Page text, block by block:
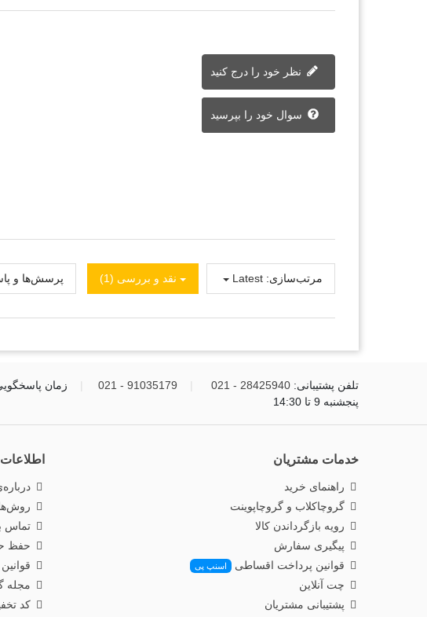
سوال خود را بپرسید
نقد و بررسی‌‌ (1) پرسش‌ها و مرتب‌سازی: Latest
تلفن پشتیبانی: 28425940 - 021
91035179 - 021
پنجشنبه 9 تا 14:30
خدمات مشتریان
راهنمای خرید
گروچاکلاب و گروچاپوینت
رویه بازگرداندن کالا
پیگیری سفارش
قوانین پرداخت اقساطی
اسنپ پی
چت آنلاین
پشتیبانی مشتریان
تماس
حفظ
مجله
کد